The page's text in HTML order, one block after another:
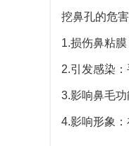
挖鼻孔的危害
1.损伤鼻粘
2.引发感染
3.影响鼻毛
4.影响形象